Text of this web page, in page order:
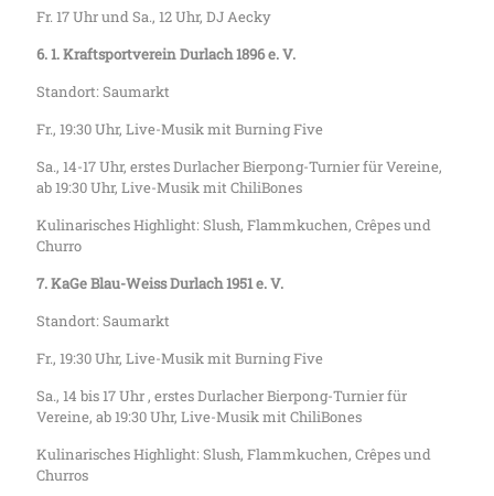
Fr. 17 Uhr und Sa., 12 Uhr, DJ Aecky
6. 1. Kraftsportverein Durlach 1896 e. V.
Standort: Saumarkt
Fr., 19:30 Uhr, Live-Musik mit Burning Five
Sa., 14-17 Uhr, erstes Durlacher Bierpong-Turnier für Vereine,
ab 19:30 Uhr, Live-Musik mit ChiliBones
Kulinarisches Highlight: Slush, Flammkuchen, Crêpes und
Churro
7. KaGe Blau-Weiss Durlach 1951 e. V.
Standort: Saumarkt
Fr., 19:30 Uhr, Live-Musik mit Burning Five
Sa., 14 bis 17 Uhr , erstes Durlacher Bierpong-Turnier für
Vereine, ab 19:30 Uhr, Live-Musik mit ChiliBones
Kulinarisches Highlight: Slush, Flammkuchen, Crêpes und
Churros